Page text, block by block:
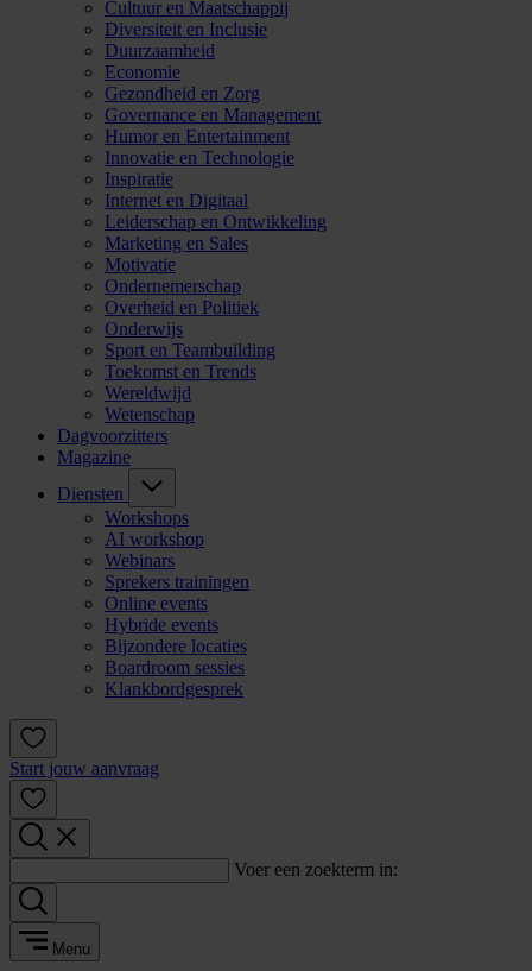
Cultuur en Maatschappij
Diversiteit en Inclusie
Duurzaamheid
Economie
Gezondheid en Zorg
Governance en Management
Humor en Entertainment
Innovatie en Technologie
Inspiratie
Internet en Digitaal
Leiderschap en Ontwikkeling
Marketing en Sales
Motivatie
Ondernemerschap
Overheid en Politiek
Onderwijs
Sport en Teambuilding
Toekomst en Trends
Wereldwijd
Wetenschap
Dagvoorzitters
Magazine
Diensten
Workshops
AI workshop
Webinars
Sprekers trainingen
Online events
Hybride events
Bijzondere locaties
Boardroom sessies
Klankbordgesprek
Start jouw aanvraag
Voer een zoekterm in:
Menu